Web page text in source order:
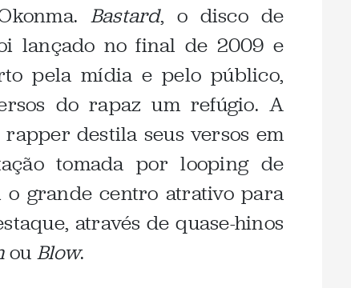
Bastard, o disco de
lançado no final de 2009 e
pela mídia e pelo público,
do rapaz um refúgio. A
destila seus versos em
tomada por looping de
o grande centro atrativo para
através de quase-hinos
ou Blow.